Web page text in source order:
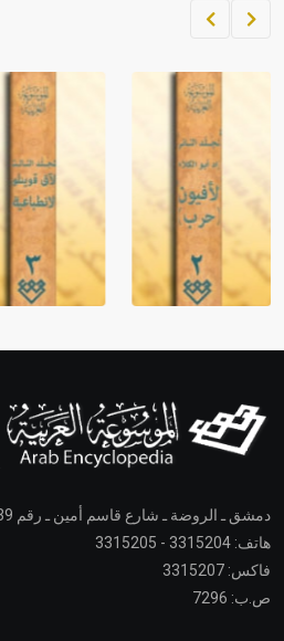
دمشق ـ الروضة ـ شارع قاسم أمين ـ رقم 39
هاتف: 3315204 - 3315205
فاكس: 3315207
ص.ب: 7296